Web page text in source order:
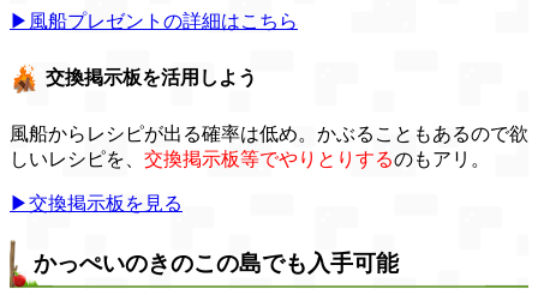
▶風船プレゼントの詳細はこちら
交換掲示板を活用しよう
風船からレシピが出る確率は低め。かぶることもあるので欲
しいレシピを、 交換掲示板等でやりとりするのもアリ。
▶交換掲示板を見る
かっぺいのきのこの島でも入手可能